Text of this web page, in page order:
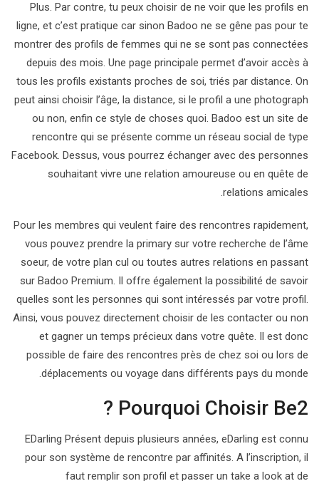
Plus. Par contre, tu peux choisir de ne voir que les profils en
ligne, et c’est pratique car sinon Badoo ne se gêne pas pour te
montrer des profils de femmes qui ne se sont pas connectées
depuis des mois. Une page principale permet d’avoir accès à
tous les profils existants proches de soi, triés par distance. On
peut ainsi choisir l’âge, la distance, si le profil a une photograph
ou non, enfin ce style de choses quoi. Badoo est un site de
rencontre qui se présente comme un réseau social de type
Facebook. Dessus, vous pourrez échanger avec des personnes
souhaitant vivre une relation amoureuse ou en quête de
relations amicales.
Pour les membres qui veulent faire des rencontres rapidement,
vous pouvez prendre la primary sur votre recherche de l’âme
soeur, de votre plan cul ou toutes autres relations en passant
sur Badoo Premium. Il offre également la possibilité de savoir
quelles sont les personnes qui sont intéressés par votre profil.
Ainsi, vous pouvez directement choisir de les contacter ou non
et gagner un temps précieux dans votre quête. Il est donc
possible de faire des rencontres près de chez soi ou lors de
déplacements ou voyage dans différents pays du monde.
Pourquoi Choisir Be2 ?
EDarling Présent depuis plusieurs années, eDarling est connu
pour son système de rencontre par affinités. A l’inscription, il
faut remplir son profil et passer un take a look at de